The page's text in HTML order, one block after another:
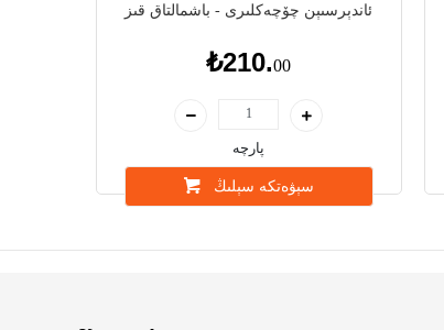
ئاندېرسىېن چۆچەكلىرى - باشمالتاق قىز
₺210.00
پارچە
سېۋەتكە سېلىڭ